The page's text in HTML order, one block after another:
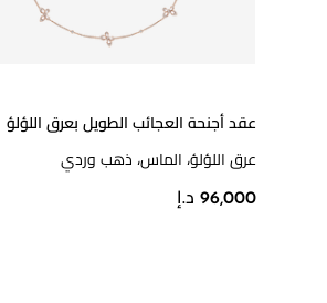
عقد أجنحة العجائب الطويل بعرق اللؤلؤ
عرق اللؤلؤ، الماس، ذهب وردي
96,000 د.إ